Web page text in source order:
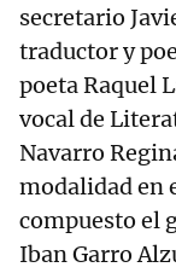
secretario
traductor y
poeta Raquel
vocal de
Navarro
modalidad en
compuesto el
Iban Garro